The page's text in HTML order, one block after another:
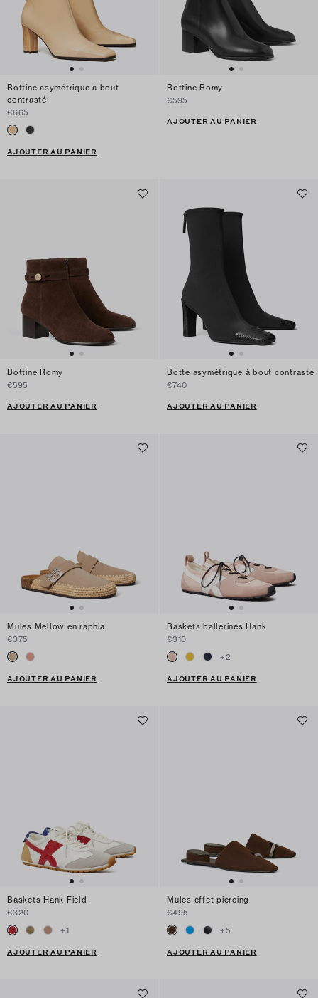
Bottine asymétrique à bout
contrasté
€665
AJOUTER AU PANIER
Bottine Romy
€595
AJOUTER AU PANIER
Bottine Romy
€595
AJOUTER AU PANIER
Botte asymétrique à bout contrasté
€740
AJOUTER AU PANIER
Mules Mellow en raphia
€375
AJOUTER AU PANIER
Baskets ballerines Hank
€310
+2
AJOUTER AU PANIER
Baskets Hank Field
€320
+1
AJOUTER AU PANIER
Mules effet piercing
€495
+5
AJOUTER AU PANIER